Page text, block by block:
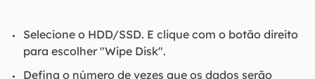
Selecione o HDD/SSD. E clique com o botão direito
para escolher "Wipe Disk".
Defina o número de vezes que os dados serão